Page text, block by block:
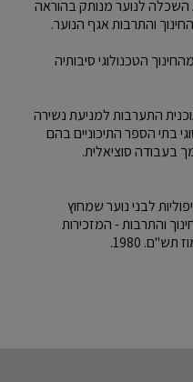
שנים לתוכנית השכלה לנוער מנותק בהוראה
והתרבות אגף הנוער.
(1974). הנשירה מהחינוך הטכנולוגי סיבותיה
תוכנית התערבות למניעת נשירה
בתי הספר התיכוניים בהם
בעבודה סוציאלית.
לבני נוער שמחוץ
והתרבות - המזכירות
1980.